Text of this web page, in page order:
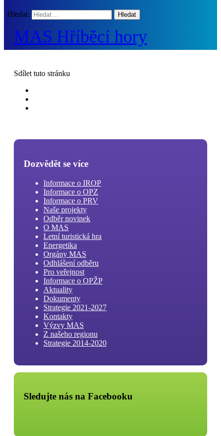
Hledat:
MAS Hříběcí hory
Sdílet tuto stránku
Dozvědět se více
Informace o IROP
Informace o OPZ
Informace o PRV
Naše projekty
Odběr novinek
O MAS
Letní turistická hra
Energetika
Orgány MAS
Odhlášení odběru
Pro veřejnost
Informace o OPŽP
Aktuality
Dokumenty
Strategie 2021-2027
Kontakty
Výzvy MAS
Z našeho regionu
Strategie 2014-2020
Sledujte nás na Facebooku